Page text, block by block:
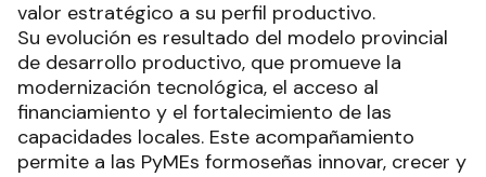
valor estratégico a su perfil productivo.
Su evolución es resultado del modelo provincial
de desarrollo productivo, que promueve la
modernización tecnológica, el acceso al
financiamiento y el fortalecimiento de las
capacidades locales. Este acompañamiento
permite a las PyMEs formoseñas innovar, crecer y